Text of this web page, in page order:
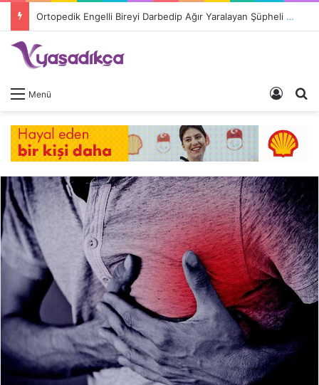
Ortopedik Engelli Bireyi Darbedip Ağır Yaralayan Şüpheli Tutuklandı
Menü Giriş